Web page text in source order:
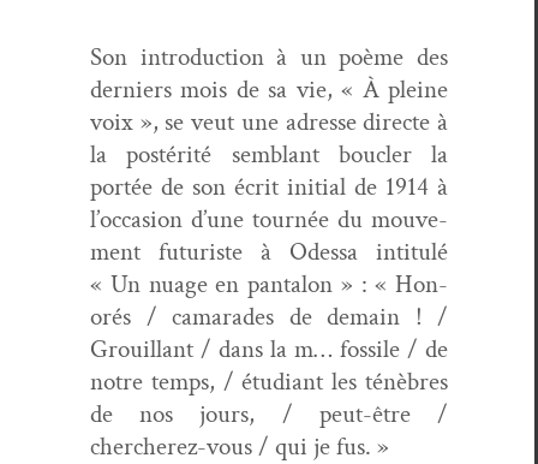
Son intro­duc­tion à un poème des
derniers mois de sa vie, « À pleine
voix », se veut une adresse directe à
la postérité sem­blant boucler la
portée de son écrit ini­tial de 1914 à
l’oc­ca­sion d’une tournée du mou­ve­
ment futur­iste à Odessa inti­t­ulé
« Un nuage en pan­talon » : « Hon­
orés / cama­rades de demain ! /
Grouil­lant / dans la m… fos­sile / de
notre temps, / étu­di­ant les ténèbres
de nos jours, / peut-être /
chercherez-vous / qui je fus. »